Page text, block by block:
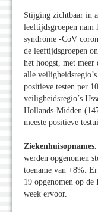
Stijging zichtbaar in
leeftijdsgroepen nam
syndrome -CoV
de leeftijdsgroepen
het hoogst, met meer
alle
positieve testen per
veiligheidsregio’s
Hollands-Midden
meeste positieve
Ziekenhuisopnames.
werden opgenomen
toename van +8%.
19 opgenomen op
week ervoor.